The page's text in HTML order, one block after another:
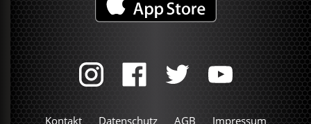
Kontakt Datenschutz AGB Impressum